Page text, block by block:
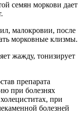
семян моркови дает
малокровии, после
морковные клизмы.
жажду, тонизирует
препарата
при болезнях
при
болезней